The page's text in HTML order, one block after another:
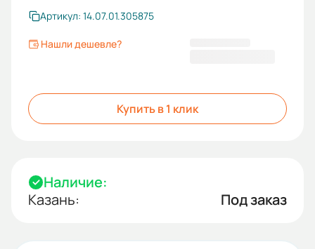
Артикул: 14.07.01.305875
Нашли дешевле?
Купить в 1 клик
Наличие:
Казань:
Под заказ